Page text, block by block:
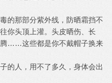
的那部分紫外线，防晒霜挡不
你头顶上灌。头皮晒伤、长
……这些都是你不戴帽子换来
的人，用不了多久，身体会出